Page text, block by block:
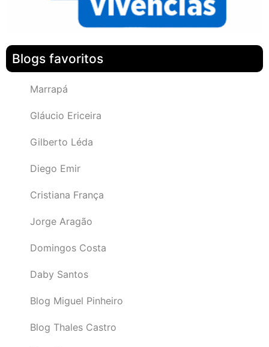
Blogs favoritos
Marrapá
Gláucio Ericeira
Gilberto Léda
Diego Emir
Cristiana França
Jorge Aragão
Domingos Costa
Daby Santos
Blog Miguel Pinheiro
Blog Thales Castro